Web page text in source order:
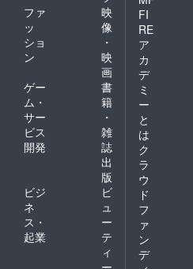
ファ
ッ
ショ
ン
映
像
・
映
画
ゲー
ム・
サー
ビス
開発
書
籍
・
雑
誌
出
版
ビジ
ネ
ス・
起業
ビ
ュ
ー
テ
ィ
FI
RE
ア
カ
デ
ミ
ー
と
は
ク
ラ
ウ
ド
フ
ァ
ン
デ